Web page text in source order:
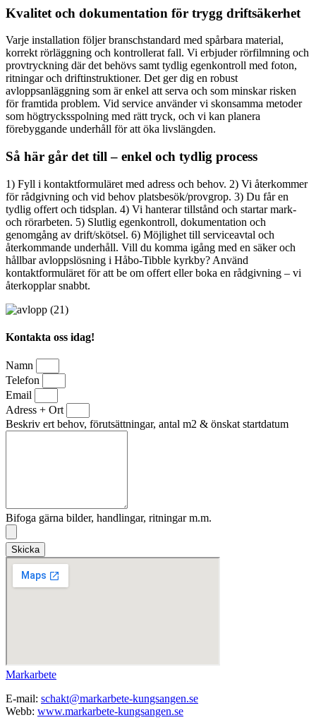
Kvalitet och dokumentation för trygg driftsäkerhet
Varje installation följer branschstandard med spårbara material,
korrekt rörläggning och kontrollerat fall. Vi erbjuder rörfilmning och
provtryckning där det behövs samt tydlig egenkontroll med foton,
ritningar och driftinstruktioner. Det ger dig en robust
avloppsanläggning som är enkel att serva och som minskar risken
för framtida problem. Vid service använder vi skonsamma metoder
som högtrycksspolning med rätt tryck, och vi kan planera
förebyggande underhåll för att öka livslängden.
Så här går det till – enkel och tydlig process
1) Fyll i kontaktformuläret med adress och behov. 2) Vi återkommer
för rådgivning och vid behov platsbesök/provgrop. 3) Du får en
tydlig offert och tidsplan. 4) Vi hanterar tillstånd och startar mark-
och rörarbeten. 5) Slutlig egenkontroll, dokumentation och
genomgång av drift/skötsel. 6) Möjlighet till serviceavtal och
återkommande underhåll. Vill du komma igång med en säker och
hållbar avloppslösning i Håbo-Tibble kyrkby? Använd
kontaktformuläret för att be om offert eller boka en rådgivning – vi
återkopplar snabbt.
Kontakta oss idag!
Namn
Telefon
Email
Adress + Ort
Beskriv ert behov, förutsättningar, antal m2 & önskat startdatum
Bifoga gärna bilder, handlingar, ritningar m.m.
Skicka
Markarbete
E-mail: schakt@markarbete-kungsangen.se
Webb: www.markarbete-kungsangen.se